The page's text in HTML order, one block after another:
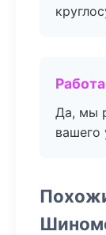
Да, мы
вашего